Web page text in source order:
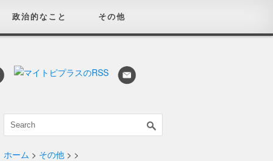
政治的なこと その他
ホーム > その他 > >